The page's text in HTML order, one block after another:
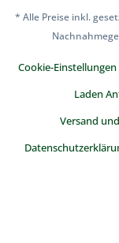
* Alle Preise inkl.
Cookie-Einstellungen
Laden
Versand